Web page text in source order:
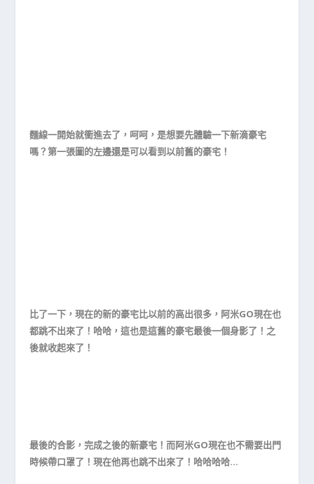
麵線一開始就衝進去了，呵呵，是想要先體驗一下新滴豪宅
嗎？第一張圖的左邊還是可以看到以前舊的豪宅！
比了一下，現在的新的豪宅比以前的高出很多，阿米GO現在也
都跳不出來了！哈哈，這也是這舊的豪宅最後一個身影了！之
後就收起來了！
最後的合影，完成之後的新豪宅！而阿米GO現在也不需要出門
時候帶口罩了！現在他再也跳不出來了！哈哈哈哈…